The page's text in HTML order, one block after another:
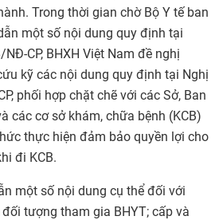
Trong thời gian chờ Bộ Y tế ban
một số nội dung quy định tại
CP, BHXH Việt Nam đề nghị
kỹ các nội dung quy định tại Nghị
phối hợp chặt chẽ với các Sở, Ban
các cơ sở khám, chữa bệnh (KCB)
thực hiện đảm bảo quyền lợi cho
đi KCB.
một số nội dung cụ thể đối với
tượng tham gia BHYT; cấp và